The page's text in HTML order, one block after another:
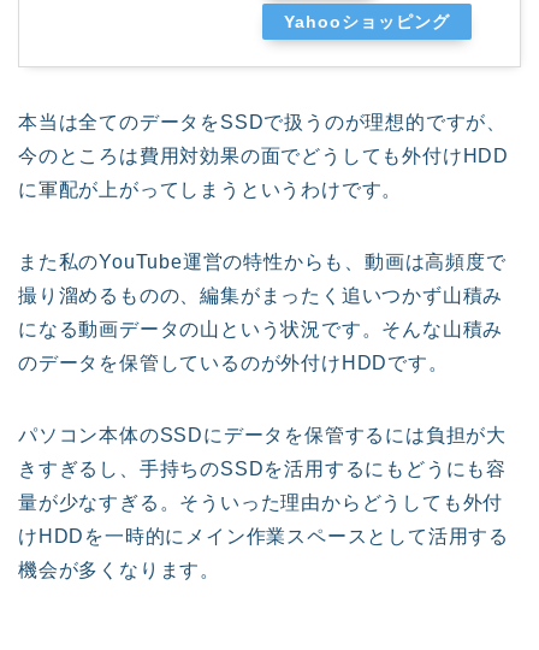
Yahooショッピング
本当は全てのデータをSSDで扱うのが理想的ですが、
今のところは費用対効果の面でどうしても外付けHDD
に軍配が上がってしまうというわけです。
また私のYouTube運営の特性からも、動画は高頻度で
撮り溜めるものの、編集がまったく追いつかず山積み
になる動画データの山という状況です。そんな山積み
のデータを保管しているのが外付けHDDです。
パソコン本体のSSDにデータを保管するには負担が大
きすぎるし、手持ちのSSDを活用するにもどうにも容
量が少なすぎる。そういった理由からどうしても外付
けHDDを一時的にメイン作業スペースとして活用する
機会が多くなります。